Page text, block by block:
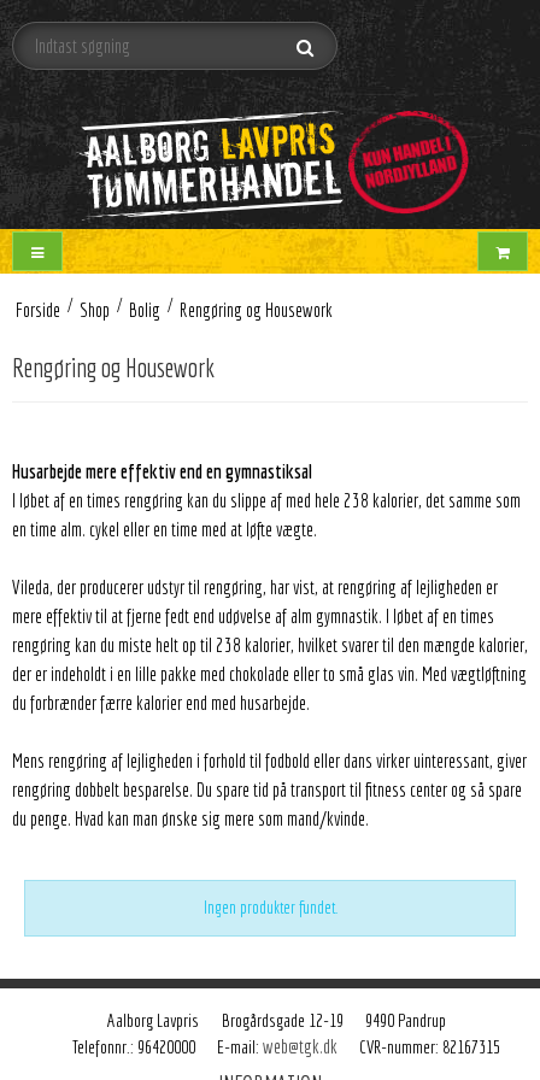
Forside / Shop / Bolig / Rengøring og Housework
Rengøring og Housework
Husarbejde mere effektiv end en gymnastiksal
I løbet af en times rengøring kan du slippe af med hele 238 kalorier, det samme som
en time alm. cykel eller en time med at løfte vægte.
Vileda, der producerer udstyr til rengøring, har vist, at rengøring af lejligheden er
mere effektiv til at fjerne fedt end udøvelse af alm gymnastik. I løbet af en times
rengøring kan du miste helt op til 238 kalorier, hvilket svarer til den mængde kalorier,
der er indeholdt i en lille pakke med chokolade eller to små glas vin. Med vægtløftning
du forbrænder færre kalorier end med husarbejde.
Mens rengøring af lejligheden i forhold til fodbold eller dans virker uinteressant, giver
rengøring dobbelt besparelse. Du spare tid på transport til fitness center og så spare
du penge. Hvad kan man ønske sig mere som mand/kvinde.
Ingen produkter fundet.
Aalborg Lavpris Brogårdsgade 12-19
9490 Pandrup
Telefonnr. : 96420000 E-mail: web@tgk.dk CVR-nummer: 82167315